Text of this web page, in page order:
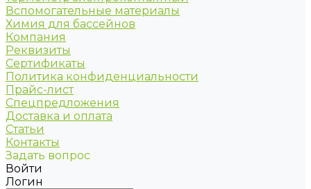
Вспомогательные материалы
Химия для бассейнов
Компания
Реквизиты
Сертификаты
Политика конфиденциальности
Прайс-лист
Спецпредложения
Доставка и оплата
Статьи
Контакты
Задать вопрос
Войти
Логин